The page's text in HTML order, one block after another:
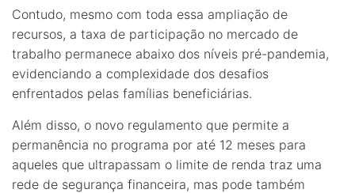
Contudo, mesmo com toda essa ampliação de
recursos, a taxa de participação no mercado de
trabalho permanece abaixo dos níveis pré-pandemia,
evidenciando a complexidade dos desafios
enfrentados pelas famílias beneficiárias.
Além disso, o novo regulamento que permite a
permanência no programa por até 12 meses para
aqueles que ultrapassam o limite de renda traz uma
rede de segurança financeira, mas pode também